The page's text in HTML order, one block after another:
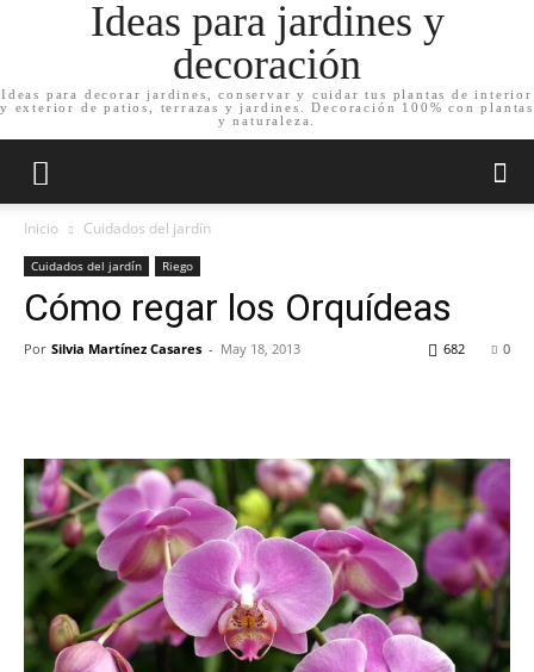
Ideas para jardines y
decoración
Ideas para decorar jardines, conservar y cuidar tus plantas de interior
y exterior de patios, terrazas y jardines. Decoración 100% con plantas
y naturaleza.
Inicio Cuidados del jardín
Cuidados del jardín Riego
Cómo regar los Orquídeas
Por Silvia Martínez Casares - May 18, 2013 0
682